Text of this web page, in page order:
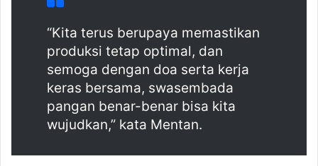
“Kita terus berupaya memastikan
produksi tetap optimal, dan
semoga dengan doa serta kerja
keras bersama, swasembada
pangan benar-benar bisa kita
wujudkan,” kata Mentan.